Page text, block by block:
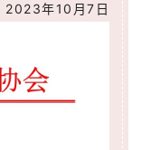
2023年10月7日